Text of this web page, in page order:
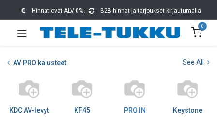
Hinnat ovat ALV 0%. B2B-hinnat ja tarjoukset kirjautumalla
0
AV PRO kalusteet See All
KDC AV-levyt KF45 PRO IN Keystone